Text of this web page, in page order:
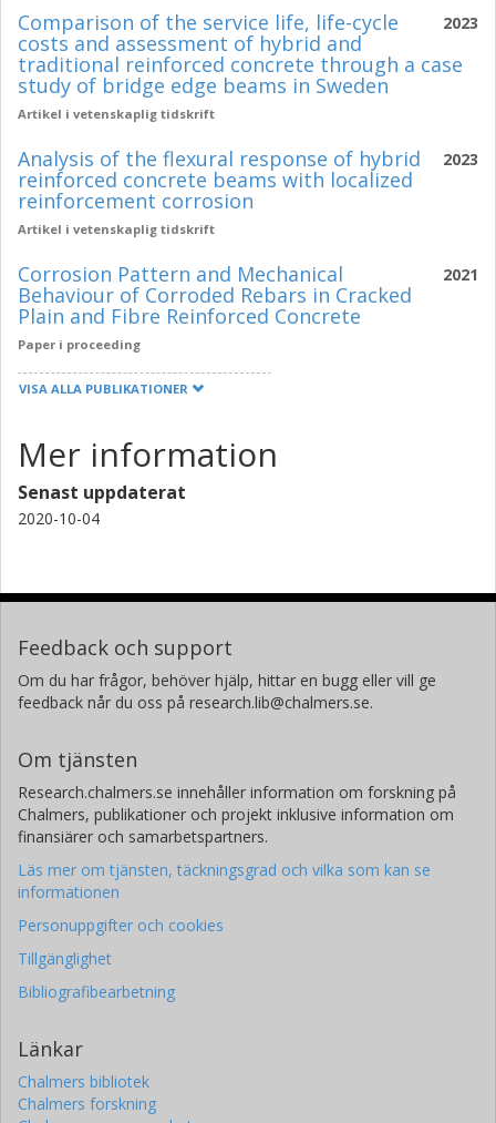
2023
Comparison of the service life, life-cycle
costs and assessment of hybrid and
traditional reinforced concrete through a case
study of bridge edge beams in Sweden
Artikel i vetenskaplig tidskrift
2023
Analysis of the flexural response of hybrid
reinforced concrete beams with localized
reinforcement corrosion
Artikel i vetenskaplig tidskrift
2021
Corrosion Pattern and Mechanical
Behaviour of Corroded Rebars in Cracked
Plain and Fibre Reinforced Concrete
Paper i proceeding
VISA ALLA PUBLIKATIONER
Mer information
Senast uppdaterat
2020-10-04
Feedback och support
Om du har frågor, behöver hjälp, hittar en bugg eller vill ge
feedback når du oss på research.lib@chalmers.se.
Om tjänsten
Research.chalmers.se innehåller information om forskning på
Chalmers, publikationer och projekt inklusive information om
finansiärer och samarbetspartners.
Läs mer om tjänsten, täckningsgrad och vilka som kan se
informationen
Personuppgifter och cookies
Tillgänglighet
Bibliografibearbetning
Länkar
Chalmers bibliotek
Chalmers forskning